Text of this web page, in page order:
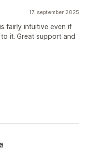
17. september 2025
fairly intuitive even if
it. Great support and